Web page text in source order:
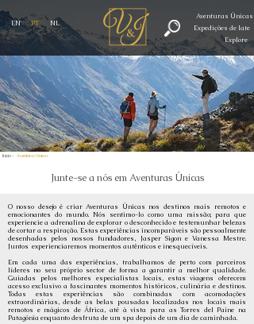
EN PT NL
Aventuras Únicas
Expedições de Iate
Explore
Início - Aventuras Únicas
Junte-se a nós em Aventuras Únicas
O nosso desejo é criar Aventuras Únicas nos destinos mais remotos e
emocionantes do mundo. Nós sentimo-lo como uma missão; para que
experiencie a adrenalina de explorar o desconhecido e testemunhar belezas
de cortar a respiração. Estas experiências incomparáveis são pessoalmente
desenhadas pelos nossos fundadores, Jasper Sigon e Vanessa Mestre.
Juntos experienciaremos momentos autênticos e inesquecíveis.
Em cada uma das experiências, trabalhamos de perto com parceiros
líderes no seu próprio sector de forma a garantir a melhor qualidade.
Guiadas pelos melhores especialistas locais, estas viagens oferecem
acesso exclusivo a fascinantes momentos históricos, culinária e destinos.
Todas estas experiências são combinadas com acomodações
extraordinárias, desde as belas pousadas localizadas nos locais mais
remotos e mágicos de África, até à vista para as Torres del Paine na
Patagónia enquanto desfruta de um spa depois de um dia de caminhada.